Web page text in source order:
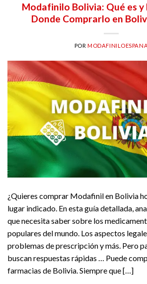
Modafinilo Bolivia: Qué es y
Donde Comprarlo en
PORMODAFINILOESPANA
¿Quieres comprar Modafinil en Bolivia
lugar indicado. En esta guía detallada,
que necesita saber sobre los
populares del mundo. Los aspectos
problemas de prescripción y más. Pero
buscan respuestas rápidas … Puede
farmacias de Bolivia. Siempre que […]